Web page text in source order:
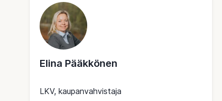
Elina Pääkkönen
LKV, kaupanvahvistaja